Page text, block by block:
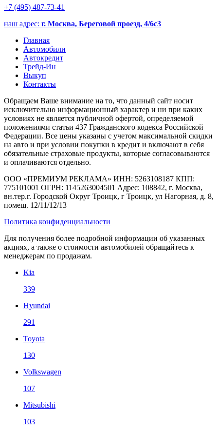
+7 (495) 487-73-41
наш адрес: г. Москва, Береговой проезд, 4/6с3
Главная
Автомобили
Автокредит
Трейд-Ин
Выкуп
Контакты
Обращаем Ваше внимание на то, что данный сайт носит
исключительно информационный характер и ни при каких
условиях не является публичной офертой, определяемой
положениями статьи 437 Гражданского кодекса Российской
Федерации. Все цены указаны с учетом максимальной скидки
на авто и при условии покупки в кредит и включают в себя
обязательные страховые продукты, которые согласовываются
и оплачиваются отдельно.
ООО «ПРЕМИУМ РЕКЛАМА» ИНН: 5263108187 КПП:
775101001 ОГРН: 1145263004501 Адрес: 108842, г. Москва,
вн.тер.г. Городской Округ Троицк, г Троицк, ул Нагорная, д. 8,
помещ. 12/11/12/13
Политика конфиденциальности
Для получения более подробной информации об указанных
акциях, а также о стоимости автомобилей обращайтесь к
менеджерам по продажам.
Kia
339
Hyundai
291
Toyota
130
Volkswagen
107
Mitsubishi
103